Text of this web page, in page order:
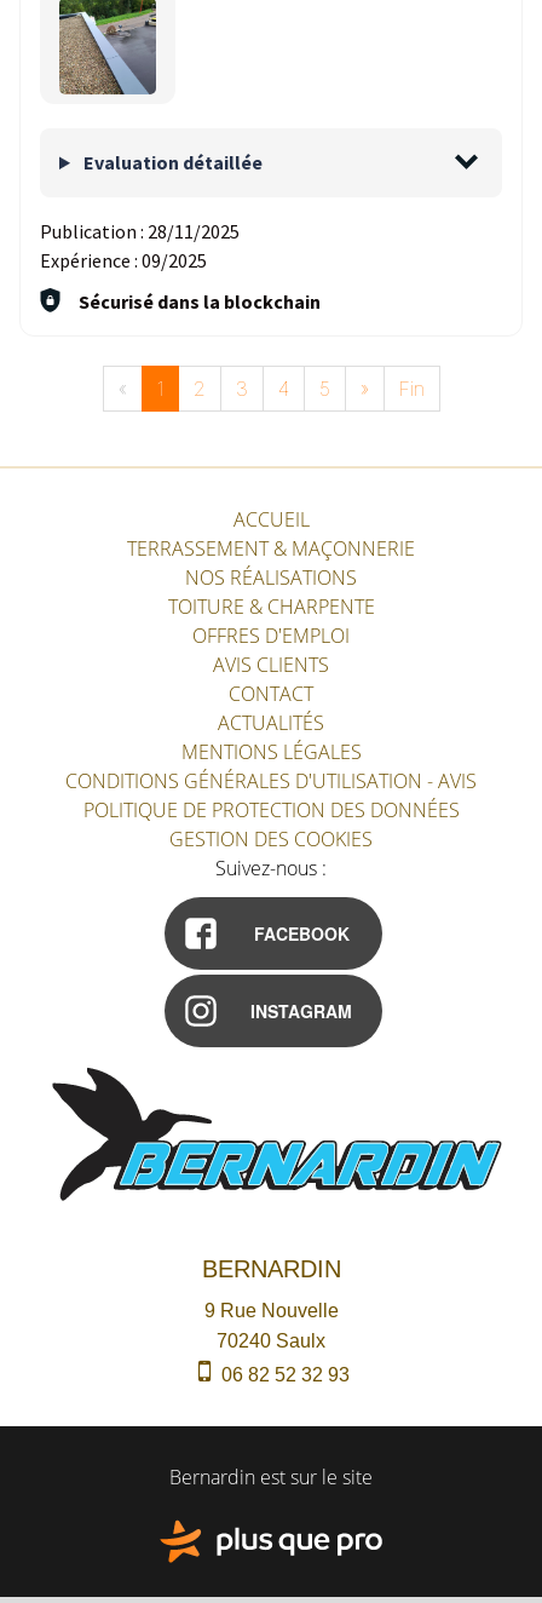
Evaluation détaillée
Publication : 28/11/2025
Expérience : 09/2025
Sécurisé dans la blockchain
« 1 2 3 4 5 » Fin
ACCUEIL
TERRASSEMENT & MAÇONNERIE
NOS RÉALISATIONS
TOITURE & CHARPENTE
OFFRES D'EMPLOI
AVIS CLIENTS
CONTACT
ACTUALITÉS
MENTIONS LÉGALES
CONDITIONS GÉNÉRALES D'UTILISATION - AVIS
POLITIQUE DE PROTECTION DES DONNÉES
GESTION DES COOKIES
Suivez-nous :
FACEBOOK
INSTAGRAM
BERNARDIN
9 Rue Nouvelle
70240 Saulx
06 82 52 32 93
Bernardin est sur le site